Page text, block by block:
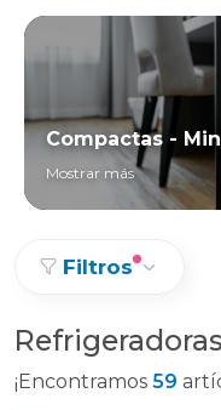
Compactas -
Mostrar más
Filtros
Refrigeradoras
¡Encontramos 59